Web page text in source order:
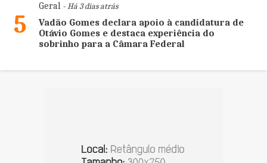
5
Geral- Há 3 dias atrás
Vadão Gomes declara apoio à candidatura de
Otávio Gomes e destaca experiência do
sobrinho para a Câmara Federal